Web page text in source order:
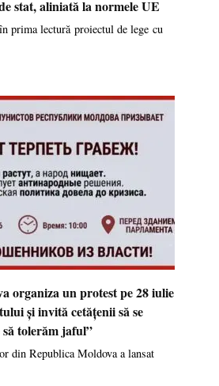
stat, aliniată la normele UE
prima lectură proiectul de lege cu
organiza un protest pe 28 iulie
și invită cetățenii să se
tolerăm jaful”
din Republica Moldova a lansat